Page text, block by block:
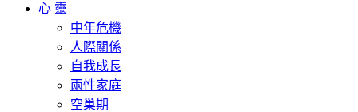
心 靈
中年危機
人際關係
自我成長
兩性家庭
空巢期